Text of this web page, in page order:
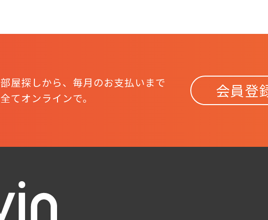
部屋探しから、毎月のお支払いまで
全てオンラインで。
会員登